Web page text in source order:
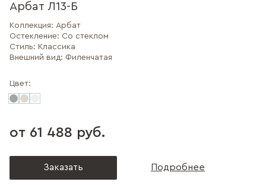
Арбат Л13-Б
Коллекция: Арбат
Остекление: Со стеклом
Стиль: Классика
Внешний вид: Филенчатая
Цвет:
от 61 488 руб.
Заказать Подробнее